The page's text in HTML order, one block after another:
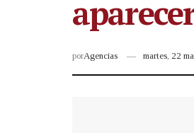
porAgencias martes, 22